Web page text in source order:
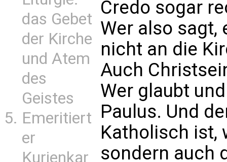
das Gebet
der Kirche
und Atem
des
Geistes
Emeritiert
er
Kurienkar
Credo sogar
Wer also sagt,
nicht an die
Auch
Wer glaubt
Paulus. Und
Katholisch ist,
sondern auch